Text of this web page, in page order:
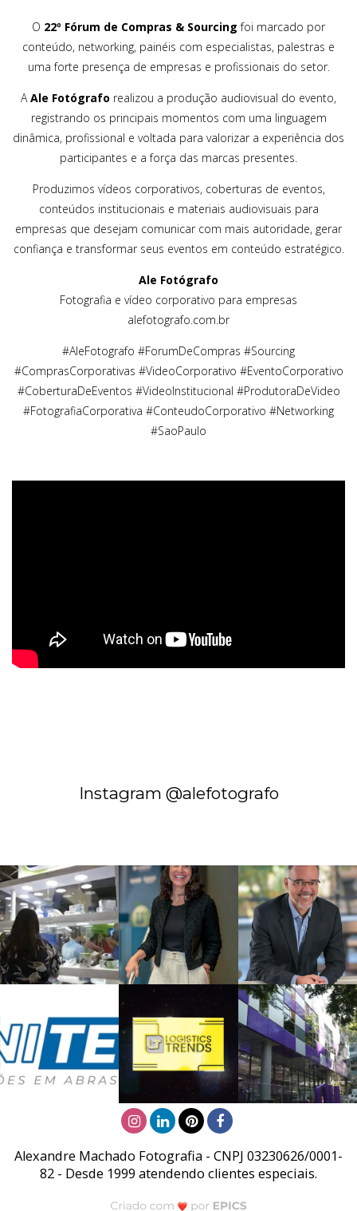
O 22º Fórum de Compras & Sourcing foi marcado por
conteúdo, networking, painéis com especialistas, palestras e
uma forte presença de empresas e profissionais do setor.
A Ale Fotógrafo realizou a produção audiovisual do evento,
registrando os principais momentos com uma linguagem
dinâmica, profissional e voltada para valorizar a experiência dos
participantes e a força das marcas presentes.
Produzimos vídeos corporativos, coberturas de eventos,
conteúdos institucionais e materiais audiovisuais para
empresas que desejam comunicar com mais autoridade, gerar
confiança e transformar seus eventos em conteúdo estratégico.
Ale Fotógrafo
Fotografia e vídeo corporativo para empresas
alefotografo.com.br
#AleFotografo #ForumDeCompras #Sourcing
#ComprasCorporativas #VideoCorporativo #EventoCorporativo
#CoberturaDeEventos #VideoInstitucional #ProdutoraDeVideo
#FotografiaCorporativa #ConteudoCorporativo #Networking
#SaoPaulo
Instagram @alefotografo
Alexandre Machado Fotografia - CNPJ 03230626/0001-
82 - Desde 1999 atendendo clientes especiais.